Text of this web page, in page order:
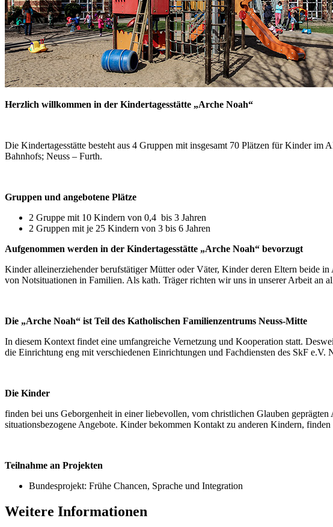
Herzlich willkommen in der Kindertagesstätte „Arche Noah“
Die Kindertagesstätte besteht aus 4 Gruppen mit insgesamt 70 Plätzen für Kinder
Bahnhofs; Neuss – Furth.
Gruppen und angebotene Plätze
2 Gruppe mit 10 Kindern von 0,4 bis 3 Jahren
2 Gruppen mit je 25 Kindern von 3 bis 6 Jahren
Aufgenommen werden in der Kindertagesstätte „Arche Noah“ bevorzugt
Kinder alleinerziehender berufstätiger Mütter oder Väter, Kinder deren Eltern beide
von Notsituationen in Familien. Als kath. Träger richten wir uns in unserer Arbeit an
Die „Arche Noah“ ist Teil des Katholischen Familienzentrums Neuss-Mitte
In diesem Kontext findet eine umfangreiche Vernetzung und Kooperation statt.
die Einrichtung eng mit verschiedenen Einrichtungen und Fachdiensten des SkF
Die Kinder
finden bei uns Geborgenheit in einer liebevollen, vom christlichen Glauben
situationsbezogene Angebote. Kinder bekommen Kontakt zu anderen Kindern,
Teilnahme an Projekten
Bundesprojekt: Frühe Chancen, Sprache und Integration
Weitere Informationen